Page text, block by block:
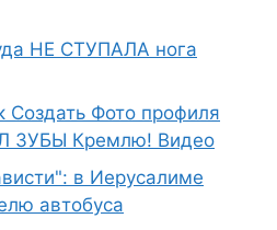
НЕ СТУПАЛА нога
Создать Фото профиля
ЗУБЫ Кремлю! Видео
в Иерусалиме
автобуса